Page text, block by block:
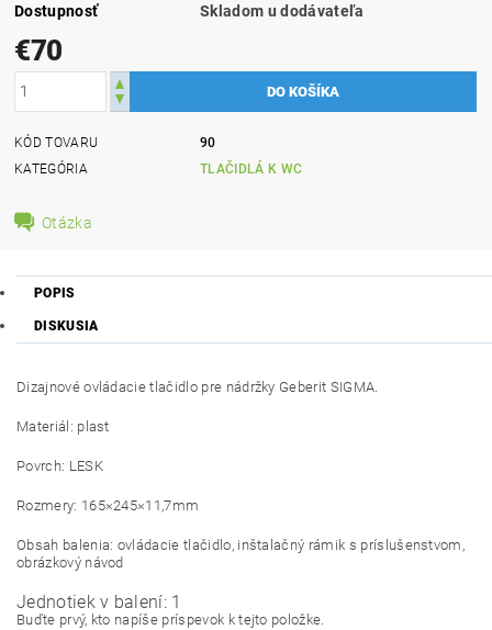
Dostupnosť Skladom u dodávateľa
€70
KÓD TOVARU
90
KATEGÓRIA
TLAČIDLÁ K WC
Otázka
POPIS
DISKUSIA
Dizajnové ovládacie tlačidlo pre nádržky Geberit SIGMA.
Materiál: plast
Povrch: LESK
Rozmery: 165×245×11,7mm
Obsah balenia: ovládacie tlačidlo, inštalačný rámik s príslušenstvom,
obrázkový návod
Jednotiek v balení: 1
Buďte prvý, kto napíše príspevok k tejto položke.